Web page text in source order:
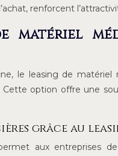
renforcent
matériel
le leasing de
option offre une
grâce au
aux entreprises